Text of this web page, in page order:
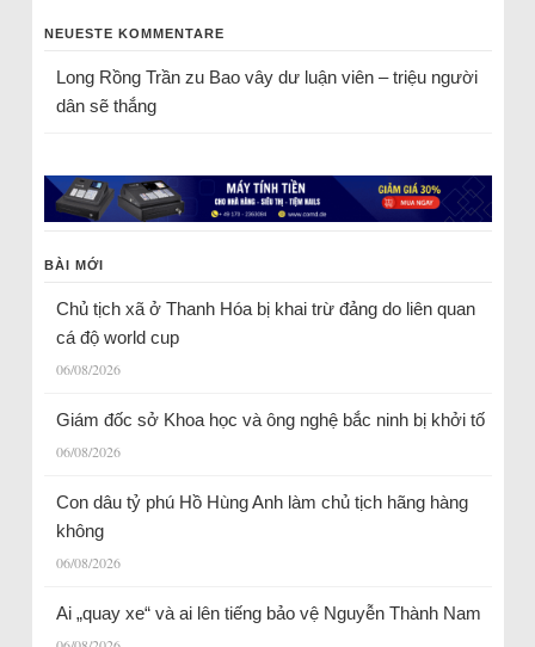
NEUESTE KOMMENTARE
Long Rồng Trầnzu Bao vây dư luận viên – triệu người
dân sẽ thắng
BÀI MỚI
Chủ tịch xã ở Thanh Hóa bị khai trừ đảng do liên quan
cá độ world cup
06/08/2026
Giám đốc sở Khoa học và ông nghệ bắc ninh bị khởi tố
06/08/2026
Con dâu tỷ phú Hồ Hùng Anh làm chủ tịch hãng hàng
không
06/08/2026
Ai „quay xe“ và ai lên tiếng bảo vệ Nguyễn Thành Nam